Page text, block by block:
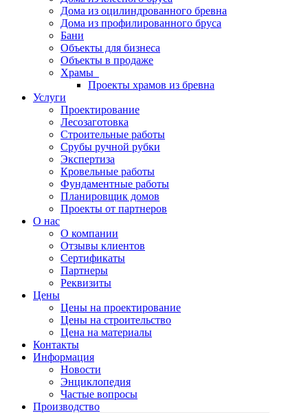
Дома из оцилиндрованного бревна
Дома из профилированного бруса
Бани
Объекты для бизнеса
Объекты в продаже
Храмы
Проекты храмов из бревна
Услуги
Проектирование
Лесозаготовка
Строительные работы
Срубы ручной рубки
Экспертиза
Кровельные работы
Фундаментные работы
Планировщик домов
Проекты от партнеров
О нас
О компании
Отзывы клиентов
Сертификаты
Партнеры
Реквизиты
Цены
Цены на проектирование
Цены на строительство
Цена на материалы
Контакты
Информация
Новости
Энциклопедия
Частые вопросы
Производство